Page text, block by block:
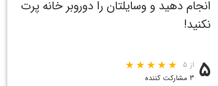
انجام دهید و وسایلتان را دور‌وبر خانه پرت
نکنید!
۵ از ۵
۳ مشارکت کننده